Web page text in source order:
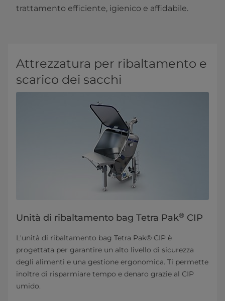
trattamento efficiente, igienico e affidabile.
Attrezzatura per ribaltamento e
scarico dei sacchi
Unità di ribaltamento bag Tetra Pak® CIP
L'unità di ribaltamento bag Tetra Pak® CIP è
progettata per garantire un alto livello di sicurezza
degli alimenti e una gestione ergonomica. Ti permette
inoltre di risparmiare tempo e denaro grazie al CIP
umido.